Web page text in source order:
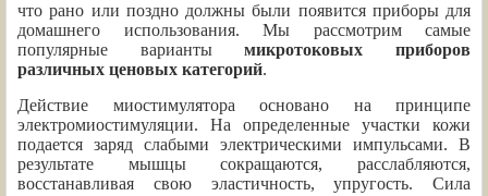
что рано или поздно должны были появится приборы для
домашнего использования. Мы рассмотрим самые
популярные вариантымикротоковых приборов
различных ценовых категорий.
Действие миостимулятора основано на принципе
электромиостимуляции. На определенные участки кожи
подается заряд слабыми электрическими импульсами. В
результате мышцы сокращаются, расслабляются,
восстанавливая свою эластичность, упругость. Сила